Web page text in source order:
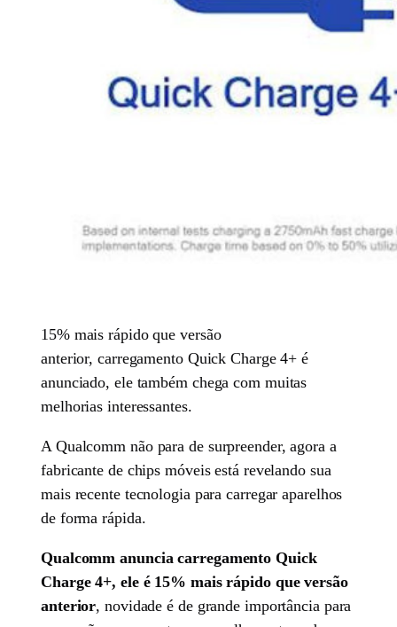
15% mais rápido que versão
anterior, carregamento Quick Charge 4+ é
anunciado, ele também chega com muitas
melhorias interessantes.
A Qualcomm não para de surpreender, agora a
fabricante de chips móveis está revelando sua
mais recente tecnologia para carregar aparelhos
de forma rápida.
Qualcomm anuncia carregamento Quick
Charge 4+, ele é 15% mais rápido que versão
anterior, novidade é de grande importância para